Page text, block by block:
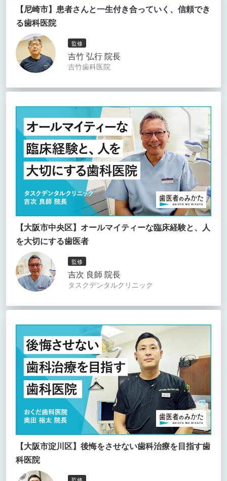
【尼崎市】患者さんと一生付き合っていく、信頼でき
る歯科医院
監修
吉竹 弘行 院長
吉竹歯科医院
【大阪市中央区】オールマイティーな臨床経験と、人
を大切にする歯医者
監修
吉次 良師 院長
タスクデンタルクリニック
【大阪市淀川区】後悔をさせない歯科治療を目指す歯
科医院